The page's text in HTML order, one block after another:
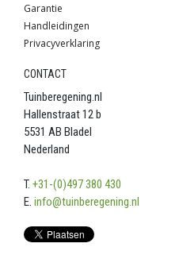
Garantie
Handleidingen
Privacyverklaring
CONTACT
Tuinberegening.nl
Hallenstraat 12 b
5531 AB Bladel
Nederland
T. +31-(0)497 380 430
E. info@tuinberegening.nl